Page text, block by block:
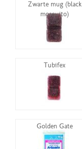
Zwarte mug (black
mosquito)
Tubifex
Golden Gate